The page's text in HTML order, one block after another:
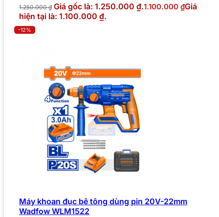
1.250.000₫ Giá gốc là: 1.250.000 ₫.1.100.000 ₫Giá
hiện tại là: 1.100.000 ₫.
-12%
Máy khoan đục bê tông dùng pin 20V-22mm
Wadfow WLM1522